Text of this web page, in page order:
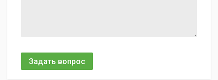
Задать вопрос